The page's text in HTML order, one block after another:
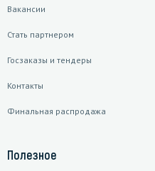
Вакансии
Стать партнером
Госзаказы и тендеры
Контакты
Финальная распродажа
Полезное